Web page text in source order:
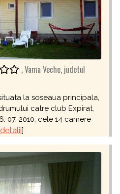
, Vama Veche, judetul
la soseaua principala,
catre club Expirat,
07. 2010, cele 14 camere
detalii]